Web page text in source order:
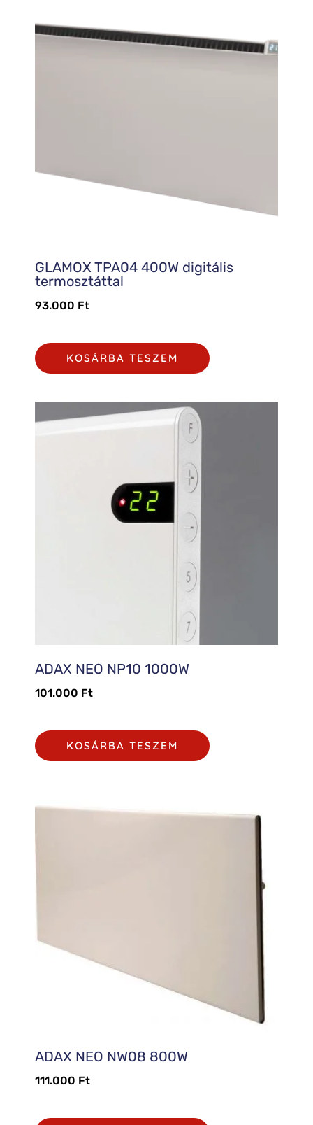
GLAMOX TPA04 400W digitális
termosztáttal
93.000 Ft
KOSÁRBA TESZEM
ADAX NEO NP10 1000W
101.000 Ft
KOSÁRBA TESZEM
ADAX NEO NW08 800W
111.000 Ft